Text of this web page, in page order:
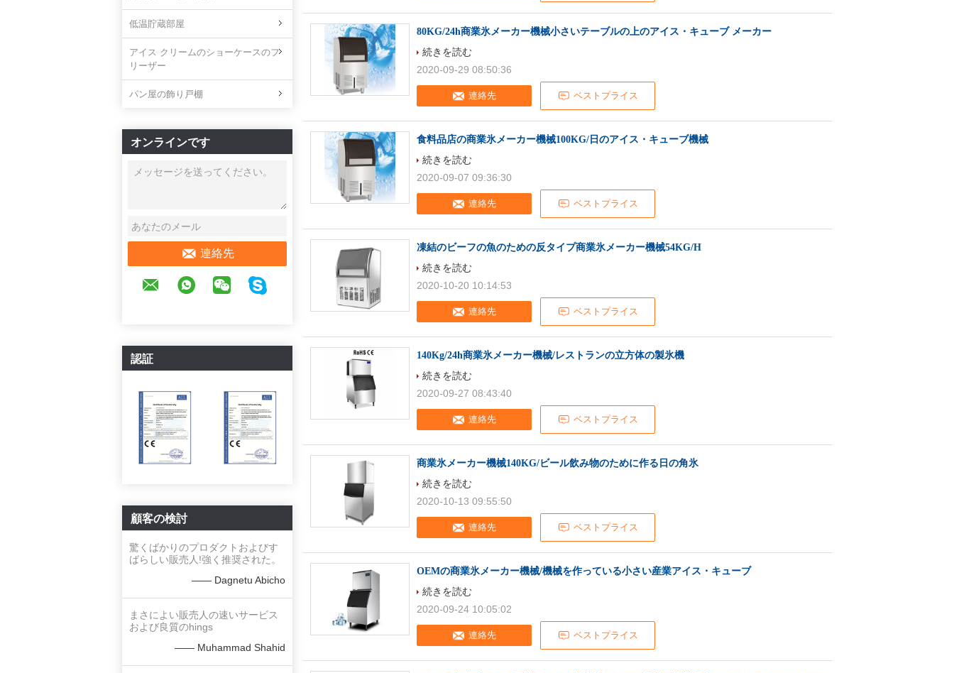
低温貯蔵部屋
アイス クリームのショーケースのフ
リーザー
パン屋の飾り戸棚
オンラインです
連絡先
認証
顧客の検討
驚くばかりのプロダクトおよびす
ばらしい販売人!強く推奨された。
—— Dagnetu Abicho
まさによい販売人の速いサービス
および良質のhings
—— Muhammad Shahid
80KG/24h商業氷メーカー機械小さいテーブルの上のアイス・キューブ メーカー
連絡先 ベストプライス
続きを読む
2020-09-29 08:50:36
食料品店の商業氷メーカー機械100KG/日のアイス・キューブ機械
連絡先 ベストプライス
続きを読む
2020-09-07 09:36:30
凍結のビーフの魚のための反タイプ商業氷メーカー機械54KG/H
連絡先 ベストプライス
続きを読む
2020-10-20 10:14:53
140Kg/24h商業氷メーカー機械/レストランの立方体の製氷機
連絡先 ベストプライス
続きを読む
2020-09-27 08:43:40
商業氷メーカー機械140KG/ビール飲み物のために作る日の角氷
連絡先 ベストプライス
続きを読む
2020-10-13 09:55:50
OEMの商業氷メーカー機械/機械を作っている小さい産業アイス・キューブ
連絡先 ベストプライス
続きを読む
2020-09-24 10:05:02